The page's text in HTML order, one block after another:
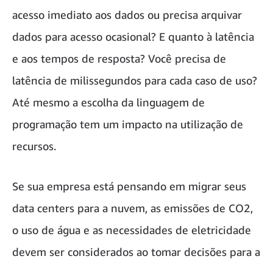
acesso imediato aos dados ou precisa arquivar
dados para acesso ocasional? E quanto à latência
e aos tempos de resposta? Você precisa de
latência de milissegundos para cada caso de uso?
Até mesmo a escolha da linguagem de
programação tem um impacto na utilização de
recursos.
Se sua empresa está pensando em migrar seus
data centers para a nuvem, as emissões de CO2,
o uso de água e as necessidades de eletricidade
devem ser considerados ao tomar decisões para a